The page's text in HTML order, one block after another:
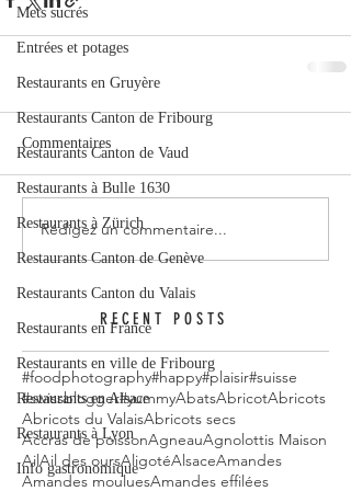
Mets sucrés
Entrées et potages
Restaurants en Gruyère
Restaurants Canton de Fribourg
Restaurants Canton de Vaud
Restaurants à Bulle 1630
Restaurants à Zürich
Restaurants Canton de Genève
Restaurants Canton du Valais
Restaurants en France
Restaurants en ville de Fribourg
Restaurants en Alsace
Restaurants à Lyon
Info gastronomique
Commentaires
Rédigez un commentaire...
RECENT POSTS
#foodphotography#happy#plaisir#suisse
#swissblogger#yummyAbatsAbricotAbricots
Abricots du ValaisAbricots secs
Accras de poissonAgneauAgnolottis Maison
AilAil des oursAligotéAlsaceAmandes
Amandes mouluesAmandes effilées